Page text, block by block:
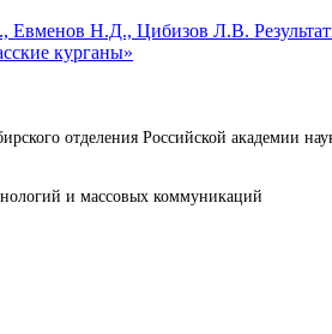
Евменов Н.Д., Цибизов Л.В.
курганы»
отделения Российской академии
и массовых коммуникаций